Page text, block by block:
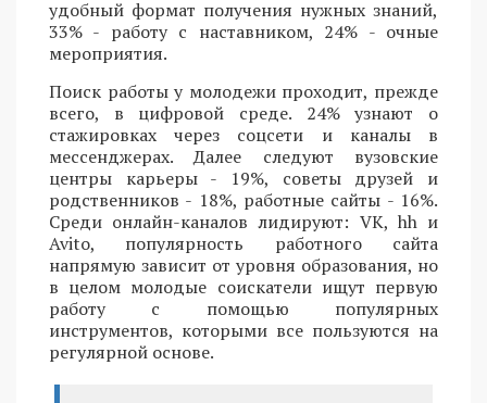
удобный формат получения нужных знаний,
33% - работу с наставником, 24% - очные
мероприятия.
Поиск работы у молодежи проходит, прежде
всего, в цифровой среде. 24% узнают о
стажировках через соцсети и каналы в
мессенджерах. Далее следуют вузовские
центры карьеры - 19%, советы друзей и
родственников - 18%, работные сайты - 16%.
Среди онлайн-каналов лидируют: VK, hh и
Avito, популярность работного сайта
напрямую зависит от уровня образования, но
в целом молодые соискатели ищут первую
работу с помощью популярных
инструментов, которыми все пользуются на
регулярной основе.